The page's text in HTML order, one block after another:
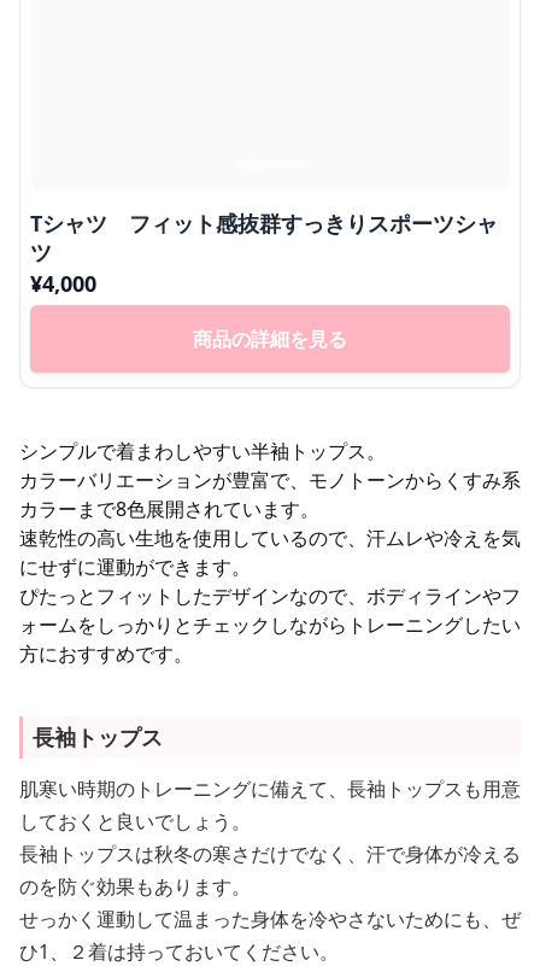
Tシャツ フィット感抜群すっきりスポーツシャ
ツ
¥4,000
商品の詳細を見る
シンプルで着まわしやすい半袖トップス。
カラーバリエーションが豊富で、モノトーンからくすみ系
カラーまで8色展開されています。
速乾性の高い生地を使用しているので、汗ムレや冷えを気
にせずに運動ができます。
ぴたっとフィットしたデザインなので、ボディラインやフ
ォームをしっかりとチェックしながらトレーニングしたい
方におすすめです。
長袖トップス
肌寒い時期のトレーニングに備えて、長袖トップスも用意
しておくと良いでしょう。
長袖トップスは秋冬の寒さだけでなく、汗で身体が冷える
のを防ぐ効果もあります。
せっかく運動して温まった身体を冷やさないためにも、ぜ
ひ1、２着は持っておいてください。